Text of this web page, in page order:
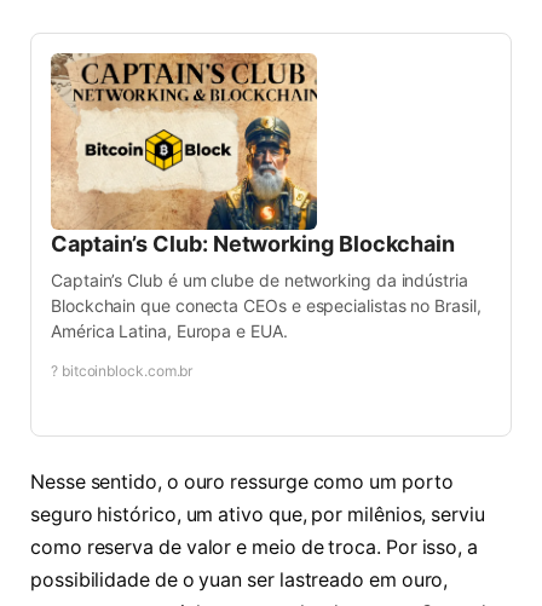
Captain’s Club: Networking Blockchain
Captain’s Club é um clube de networking da indústria
Blockchain que conecta CEOs e especialistas no Brasil,
América Latina, Europa e EUA.
? bitcoinblock.com.br
Nesse sentido, o ouro ressurge como um porto
seguro histórico, um ativo que, por milênios, serviu
como reserva de valor e meio de troca. Por isso, a
possibilidade de o yuan ser lastreado em ouro,